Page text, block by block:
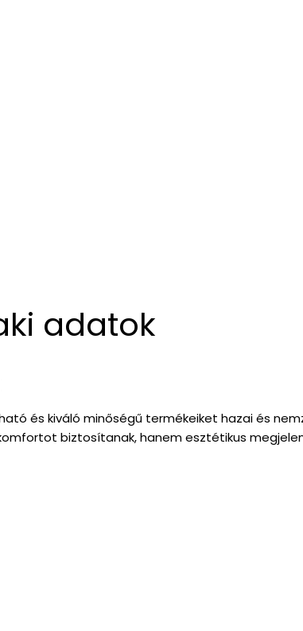
adatok
és kiváló minőségű termékeiket hazai és
biztosítanak, hanem esztétikus